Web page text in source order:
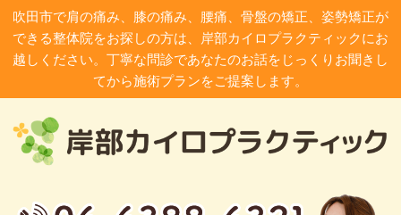
吹田市で肩の痛み、膝の痛み、腰痛、骨盤の矯正、姿勢矯正が
できる整体院をお探しの方は、岸部カイロプラクティックにお
越しください。丁寧な問診であなたのお話をじっくりお聞きし
てから施術プランをご提案します。